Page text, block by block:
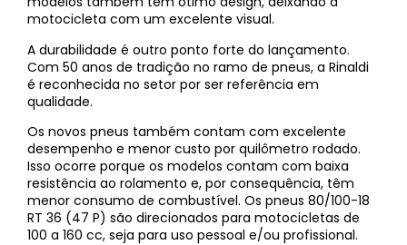
motocicleta com um excelente visual.
A durabilidade é outro ponto forte do lançamento.
Com 50 anos de tradição no ramo de pneus, a Rinaldi
é reconhecida no setor por ser referência em
qualidade.
Os novos pneus também contam com excelente
desempenho e menor custo por quilômetro rodado.
Isso ocorre porque os modelos contam com baixa
resistência ao rolamento e, por consequência, têm
menor consumo de combustível. Os pneus 80/100-18
RT 36 (47 P) são direcionados para motocicletas de
100 a 160 cc, seja para uso pessoal e/ou profissional.